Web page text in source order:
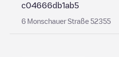
c04666db1ab5
6 Monschauer Straße 52355